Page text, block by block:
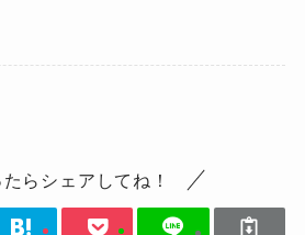
らシェアしてね！